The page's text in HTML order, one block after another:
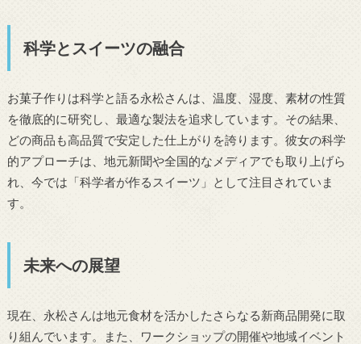
科学とスイーツの融合
お菓子作りは科学と語る永松さんは、温度、湿度、素材の性質
を徹底的に研究し、最適な製法を追求しています。その結果、
どの商品も高品質で安定した仕上がりを誇ります。彼女の科学
的アプローチは、地元新聞や全国的なメディアでも取り上げら
れ、今では「科学者が作るスイーツ」として注目されていま
す。
未来への展望
現在、永松さんは地元食材を活かしたさらなる新商品開発に取
り組んでいます。また、ワークショップの開催や地域イベント